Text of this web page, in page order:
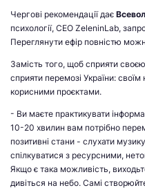
Чергові рекомендації дає
психології, CEO ZeleninLab,
Переглянути ефір повністю
Замість того, щоб сприяти
сприяти перемозі України:
корисними проєктами.
- Ви маєте практикувати
10-20 хвилин вам потрібно
позитивні стани - слухати
спілкуватися з ресурсними,
Якщо є така можливість,
дивіться на небо. Самі